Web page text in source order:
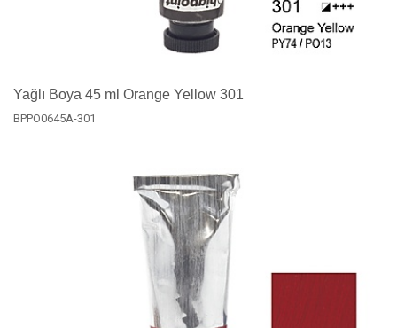
Yağlı Boya 45 ml Orange Yellow 301
BPPO0645A-301